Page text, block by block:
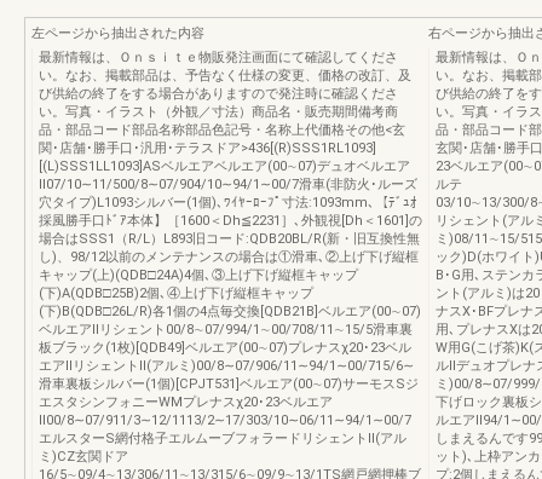
左ページから抽出された内容
最新情報は、Ｏｎｓｉｔｅ物販発注画面にて確認してくださ
い。なお、掲載部品は、予告なく仕様の変更、価格の改訂、及
び供給の終了をする場合がありますので発注時に確認くださ
い。写真・イラスト（外観／寸法）商品名・販売期間備考商
品・部品コード部品名称部品色記号・名称上代価格その他<玄
関･店舗･勝手口･汎用･テラスドア>436[(R)SSS1RL1093]
[(L)SSS1LL1093]ASベルエアベルエア(00∼07)デュオベルエア
Ⅱ07/10∼11/500/8∼07/904/10∼94/1∼00/7滑車(非防火･ルーズ
穴タイプ)L1093シルバー(1個)､ﾜｲﾔｰﾛｰﾌﾟ寸法:1093mm､【ﾃﾞｭｵ
採風勝手口ﾄﾞｱ本体】［1600＜Dh≦2231］､外観視[Dh＜1601]の
場合はSSS1（R/L）L893旧コード:QDB20BL/R(新・旧互換性無
し)、98/12以前のメンテナンスの場合は①滑車､②上げ下げ縦框
キャップ(上)(QDB□24A)4個､③上げ下げ縦框キャップ
(下)A(QDB□25B)2個､④上げ下げ縦框キャップ
(下)B(QDB□26L/R)各1個の4点毎交換[QDB21B]ベルエア(00∼07)
ベルエアⅡリシェント00/8∼07/994/1∼00/708/11∼15/5滑車裏
板ブラック(1枚)[QDB49]ベルエア(00∼07)プレナスχ20･23ベル
エアⅡリシェントⅡ(アルミ)00/8∼07/906/11∼94/1∼00/715/6∼
滑車裏板シルバー(1個)[CPJT531]ベルエア(00∼07)サーモスSジ
エスタシンフォニーWMプレナスχ20･23ベルエア
Ⅱ00/8∼07/911/3∼12/1113/2∼17/303/10∼06/11∼94/1∼00/7
エルスターS網付格子エルムーブフォラードリシェントⅡ(アル
ミ)CZ玄関ドア
16/5∼09/4∼13/306/11∼13/315/6∼09/9∼13/1TS網戸網押棒ブ
右ページから抽出
最新情報は、Ｏ
い。なお、掲載
び供給の終了を
い。写真・イラ
品・部品コード
玄関･店舗･勝手
23ベルエア
ルテ
03/10∼13/300/
リシェント(アル
ミ)08/11∼15/
ック)D(ホワイト
B･G用､ステンカ
ント(アルミ)は
ナスX･BFプレナ
用､プレナスXは
W用G(こげ茶)K(
ルⅡデュオプレナ
ミ)00/8∼07/
下げロック裏板
ルエアⅡ94/
しまえるんです
ット)､上枠アン
プ:2個しまえる